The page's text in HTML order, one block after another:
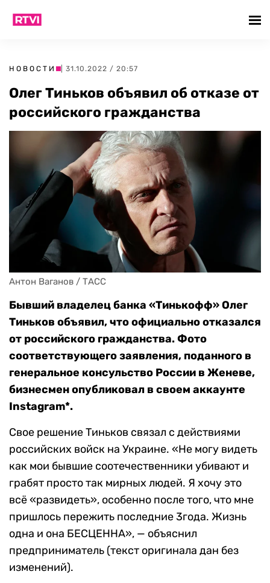
НОВОСТИ | 31.10.2022 / 20:57
Олег Тиньков объявил об отказе от
российского гражданства
Антон Ваганов / ТАСС
Бывший владелец банка «Тинькофф» Олег
Тиньков объявил, что официально отказался
от российского гражданства. Фото
соответствующего заявления, поданного в
генеральное консульство России в Женеве,
бизнесмен опубликовал в своем аккаунте
Instagram*.
Свое решение Тиньков связал с действиями
российских войск на Украине. «Не могу видеть
как мои бывшие соотечественники убивают и
грабят просто так мирных людей. Я хочу это
всё «развидеть», особенно после того, что мне
пришлось пережить последние 3года. Жизнь
одна и она БЕСЦЕННА», — объяснил
предприниматель (текст оригинала дан без
изменений).